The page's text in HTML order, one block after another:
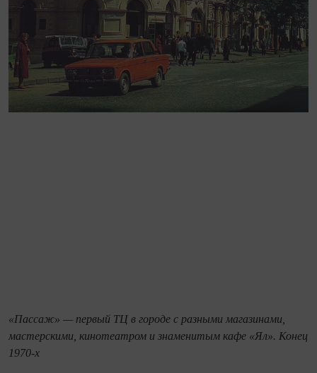
«Пассаж» — первый ТЦ в городе с разными магазинами,
мастерскими, кинотеатром и знаменитым кафе «Ял». Конец
1970-х